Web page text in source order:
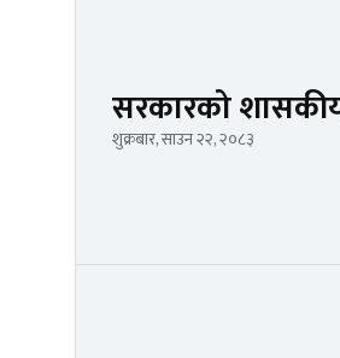
सरकारको
शुक्रबार, साउन २२, २०८३